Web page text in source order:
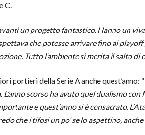
C.
un progetto fantastico. Hanno un
che potesse arrivare fino ai playoff
Tutto l’ambiente si merita il salto di
portieri della Serie A anche quest’anno: “
scorso ha avuto quel dualismo con
e quest’anno si è consacrato.
che i tifosi un po’ se lo aspettino,